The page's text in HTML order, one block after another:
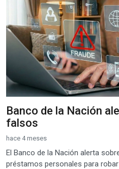
Banco de la Nación
falsos
hace 4 meses
El Banco de la Nación alerta
préstamos personales para